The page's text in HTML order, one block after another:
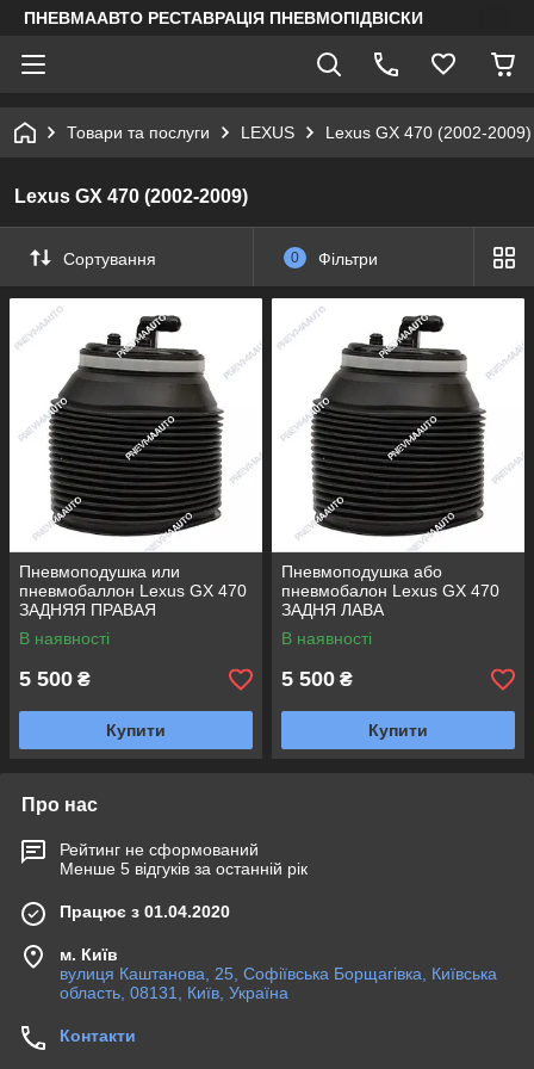
ПНЕВМААВТО РЕСТАВРАЦІЯ ПНЕВМОПІДВІСКИ
Товари та послуги LEXUS Lexus GX 470 (2002-2009)
Lexus GX 470 (2002-2009)
Сортування 0 Фільтри
Пневмоподушка или
пневмобаллон Lexus GX 470
ЗАДНЯЯ ПРАВАЯ
В наявності
5 500 ₴
Купити
Пневмоподушка або
пневмобалон Lexus GX 470
ЗАДНЯ ЛАВА
В наявності
5 500 ₴
Купити
Про нас
Рейтинг не сформований
Менше 5 відгуків за останній рік
Працює з 01.04.2020
м. Київ
вулиця Каштанова, 25, Софіївська Борщагівка, Київська
область, 08131, Київ, Україна
Контакти